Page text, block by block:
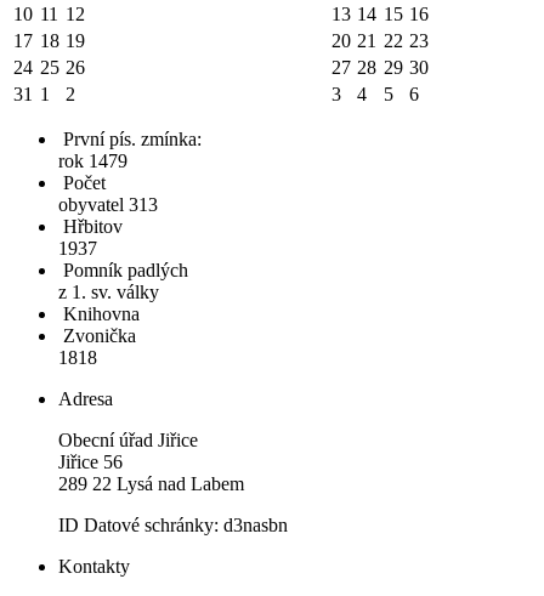
10 11 12 13 14 15 16
17 18 19 20 21 22 23
24 25 26 27 28 29 30
31 1 2 3 4 5 6
První pís. zmínka:
rok 1479
Počet
obyvatel 313
Hřbitov
1937
Pomník padlých
z 1. sv. války
Knihovna
Zvonička
1818
Adresa
Obecní úřad Jiřice
Jiřice 56
289 22 Lysá nad Labem
ID Datové schránky: d3nasbn
Kontakty